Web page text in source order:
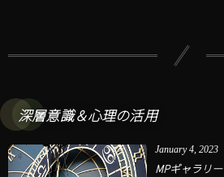
深層意識＆心理の活用
January 4 ,2023
MPギャラリー